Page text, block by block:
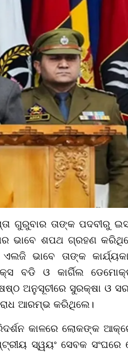
ଗୁରୁବାର ତାଙ୍କ ପଦବୀରୁ
ଭାବେ ଶପଥ ଗ୍ରହଣ
ଭାବେ ତାଙ୍କ
ବଡି ଓ କାର୍ଗିଲ
ଅନୁସୂଚୀରେ ସୁରକ୍ଷା ଓ
ଆରମ୍ଭ କରିଥିଲେ।
କାଳରେ ଲୋକଙ୍କ
ସ୍ୱୟଂ ସେବକ